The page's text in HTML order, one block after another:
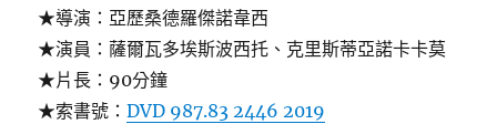
★導演：亞歷桑德羅傑諾韋西
★演員：薩爾瓦多埃斯波西托、克里斯蒂亞諾卡卡莫
★片長：90分鐘
★索書號：DVD 987.83 2446 2019